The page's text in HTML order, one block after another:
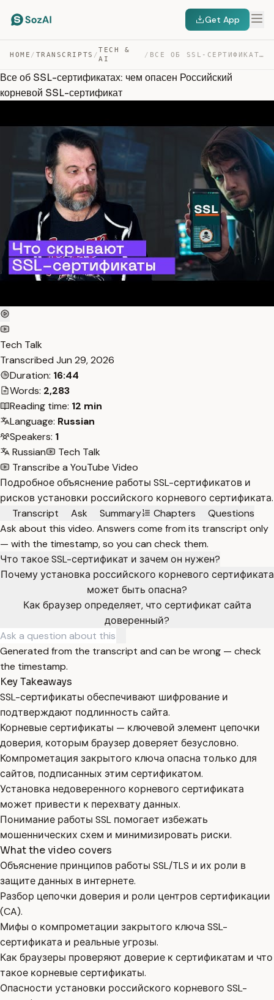
Get App
HOME / TRANSCRIPTS /
TECH &
AI
/ ВСЕ ОБ SSL-СЕРТИФИКАТАХ: ЧЕМ ОПАСЕН РОССИЙСКИЙ КОРНЕВОЙ… — TRANSCRIPT
Все об SSL-сертификатах: чем опасен Российский
корневой SSL-сертификат
Tech Talk
Transcribed Jun 29, 2026
Duration: 16:44
Words: 2,283
Reading time: 12 min
Language: Russian
Speakers: 1
Russian
Tech Talk
Transcribe a YouTube Video
Подробное объяснение работы SSL-сертификатов и
рисков установки российского корневого сертификата.
Transcript
Ask Summary Chapters
Questions
Ask about this video. Answers come from its transcript only
— with the timestamp, so you can check them.
Что такое SSL-сертификат и зачем он нужен?
Почему установка российского корневого сертификата
может быть опасна?
Как браузер определяет, что сертификат сайта
доверенный?
Generated from the transcript and can be wrong — check
the timestamp.
Key Takeaways
SSL-сертификаты обеспечивают шифрование и
подтверждают подлинность сайта.
Корневые сертификаты — ключевой элемент цепочки
доверия, которым браузер доверяет безусловно.
Компрометация закрытого ключа опасна только для
сайтов, подписанных этим сертификатом.
Установка недоверенного корневого сертификата
может привести к перехвату данных.
Понимание работы SSL помогает избежать
мошеннических схем и минимизировать риски.
What the video covers
Объяснение принципов работы SSL/TLS и их роли в
защите данных в интернете.
Разбор цепочки доверия и роли центров сертификации
(CA).
Мифы о компрометации закрытого ключа SSL-
сертификата и реальные угрозы.
Как браузеры проверяют доверие к сертификатам и что
такое корневые сертификаты.
Опасности установки российского корневого SSL-